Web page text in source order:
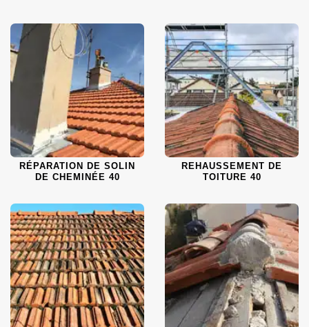
RÉPARATION DE SOLIN
DE CHEMINÉE 40
REHAUSSEMENT DE
TOITURE 40